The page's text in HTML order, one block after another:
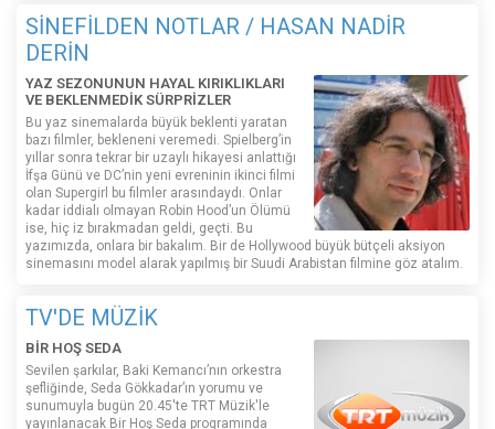
SİNEFİLDEN NOTLAR / HASAN NADİR
DERİN
YAZ SEZONUNUN HAYAL KIRIKLIKLARI
VE BEKLENMEDİK SÜRPRİZLER
Bu yaz sinemalarda büyük beklenti yaratan
bazı filmler, bekleneni veremedi. Spielberg’in
yıllar sonra tekrar bir uzaylı hikayesi anlattığı
İfşa Günü ve DC’nin yeni evreninin ikinci filmi
olan Supergirl bu filmler arasındaydı. Onlar
kadar iddialı olmayan Robin Hood’un Ölümü
ise, hiç iz bırakmadan geldi, geçti. Bu
yazımızda, onlara bir bakalım. Bir de Hollywood büyük bütçeli aksiyon
sinemasını model alarak yapılmış bir Suudi Arabistan filmine göz atalım.
TV'DE MÜZİK
BİR HOŞ SEDA
Sevilen şarkılar, Baki Kemancı’nın orkestra
şefliğinde, Seda Gökkadar’ın yorumu ve
sunumuyla bugün 20.45'te TRT Müzik'le
yayınlanacak Bir Hoş Seda programında